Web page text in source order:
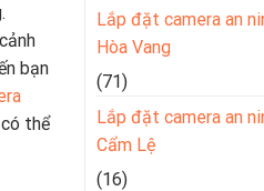
bạn
thể
Lắp đặt camera an
Hòa Vang
(71)
Lắp đặt camera an
Cẩm Lệ
(16)